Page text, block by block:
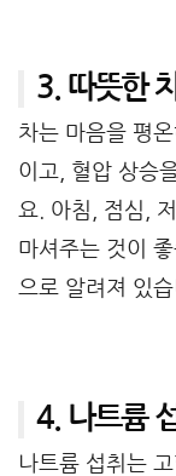
3. 따뜻한
차는 마음을 평
이고, 혈압 상승
요. 아침, 점심,
마셔주는 것이
으로 알려져 있습
4. 나트륨
나트륨 섭취는